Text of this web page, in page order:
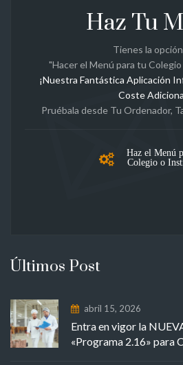
Haz Tu
Tienes la
"Hacer el Menú para tu
¡Nuestra Fantástica Aplicación
Coste
Pruébala desde Tu Ordenador,
Haz el Menú
Colegio o
Últimos Post
abril 15, 2026
Entra en vigor la
«Programa 2.16» para